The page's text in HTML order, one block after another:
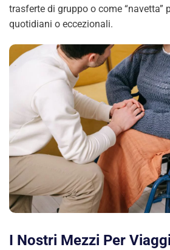
trasferte di gruppo o come “navetta”
quotidiani o eccezionali.
I Nostri Mezzi Per